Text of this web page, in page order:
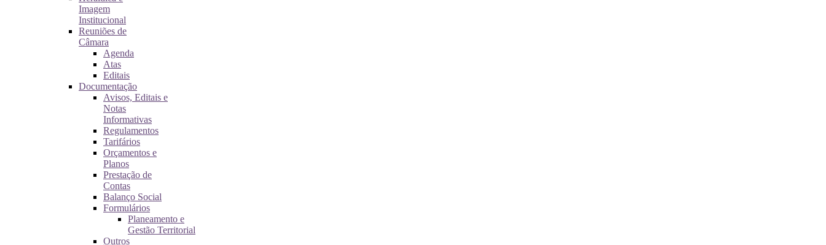
Imagem
Institucional
Reuniões de
Câmara
Agenda
Atas
Editais
Documentação
Avisos, Editais e
Notas
Informativas
Regulamentos
Tarifários
Orçamentos e
Planos
Prestação de
Contas
Balanço Social
Formulários
Planeamento e
Gestão Territorial
Outros